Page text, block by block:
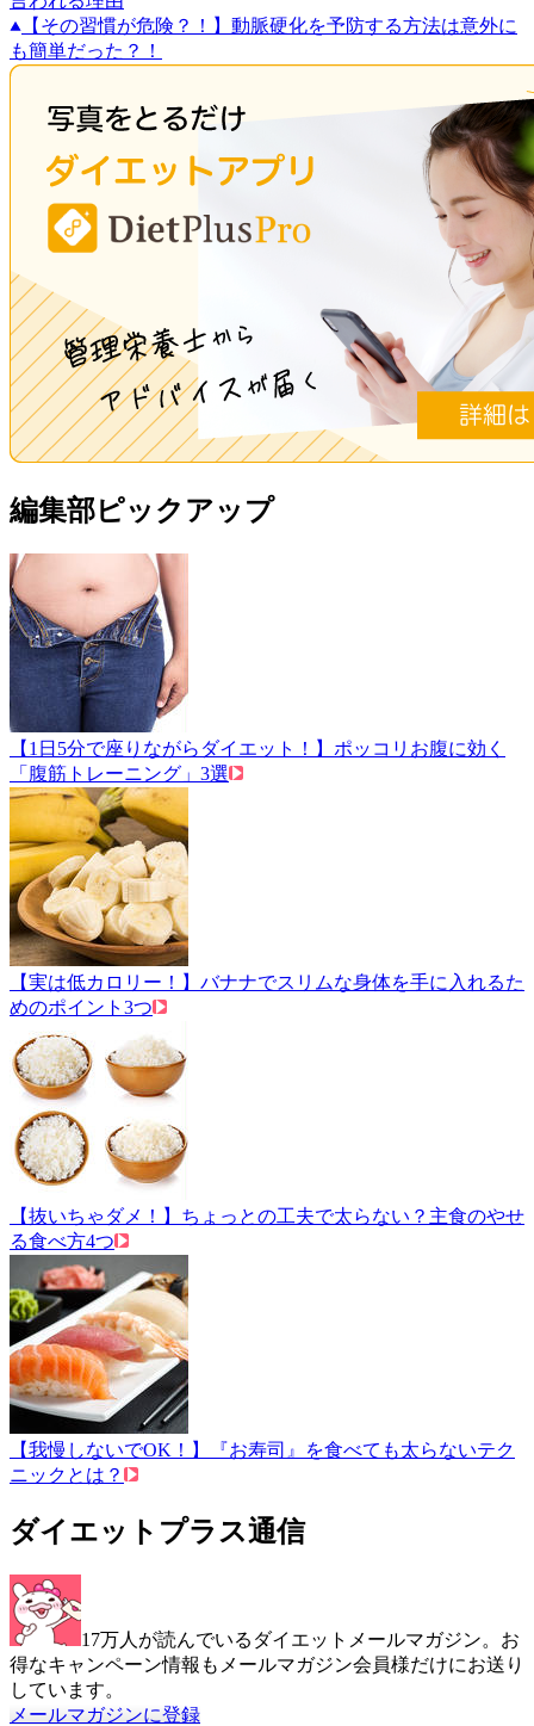
【その習慣が危険？！】動脈硬化を予防する方法は意外に
も簡単だった？！
編集部ピックアップ
【1日5分で座りながらダイエット！】ポッコリお腹に効く
「腹筋トレーニング」3選
【実は低カロリー！】バナナでスリムな身体を手に入れるた
めのポイント3つ
【抜いちゃダメ！】ちょっとの工夫で太らない？主食のやせ
る食べ方4つ
【我慢しないでOK！】『お寿司』を食べても太らないテク
ニックとは？
ダイエットプラス通信
17万人が読んでいるダイエットメールマガジン。お
得なキャンペーン情報もメールマガジン会員様だけにお送り
しています。
メールマガジンに登録